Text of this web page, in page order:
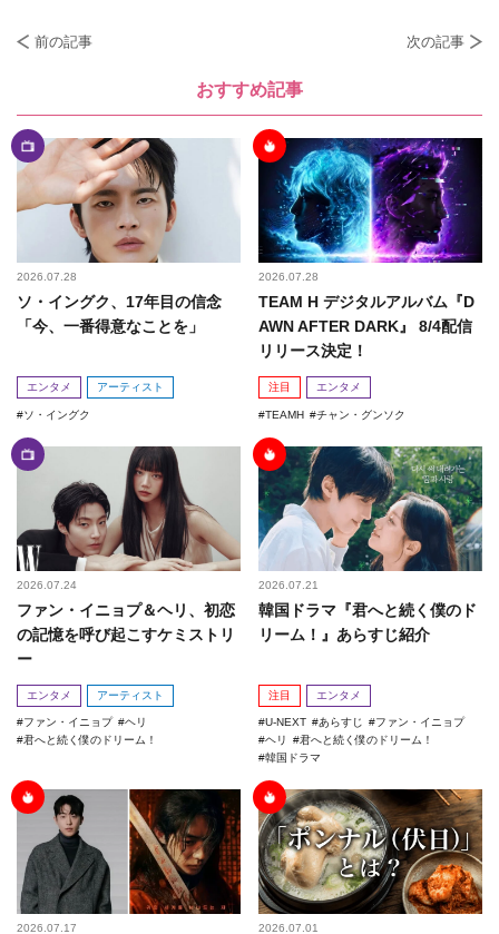
前の記事 次の記事
おすすめ記事
2026.07.28
ソ・イングク、17年目の信念
「今、一番得意なことを」
エンタメ アーティスト
ソ・イングク
2026.07.28
TEAM H デジタルアルバム『D
AWN AFTER DARK』 8/4配信
リリース決定！
注目 エンタメ
TEAMH チャン・グンソク
2026.07.24
ファン・イニョプ＆ヘリ、初恋
の記憶を呼び起こすケミストリ
ー
エンタメ アーティスト
ファン・イニョプ
ヘリ
君へと続く僕のドリーム！
2026.07.21
韓国ドラマ『君へと続く僕のド
リーム！』あらすじ紹介
注目 エンタメ
U-NEXT あらすじ
ファン・イニョプ
ヘリ
君へと続く僕のドリーム！
韓国ドラマ
2026.07.17 2026.07.01